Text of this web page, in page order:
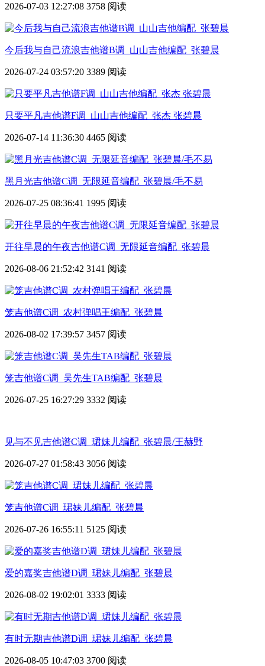
2026-07-03 12:27:08 3758 阅读
今后我与自己流浪吉他谱B调_山山吉他编配_张碧晨
2026-07-24 03:57:20 3389 阅读
只要平凡吉他谱F调_山山吉他编配_张杰 张碧晨
2026-07-14 11:36:30 4465 阅读
黑月光吉他谱C调_无限延音编配_张碧晨/毛不易
2026-07-25 08:36:41 1995 阅读
开往早晨的午夜吉他谱C调_无限延音编配_张碧晨
2026-08-06 21:52:42 3141 阅读
笼吉他谱C调_农村弹唱王编配_张碧晨
2026-08-02 17:39:57 3457 阅读
笼吉他谱C调_吴先生TAB编配_张碧晨
2026-07-25 16:27:29 3332 阅读
见与不见吉他谱C调_珺妹儿编配_张碧晨/王赫野
2026-07-27 01:58:43 3056 阅读
笼吉他谱C调_珺妹儿编配_张碧晨
2026-07-26 16:55:11 5125 阅读
爱的嘉奖吉他谱D调_珺妹儿编配_张碧晨
2026-08-02 19:02:01 3333 阅读
有时无期吉他谱D调_珺妹儿编配_张碧晨
2026-08-05 10:47:03 3700 阅读